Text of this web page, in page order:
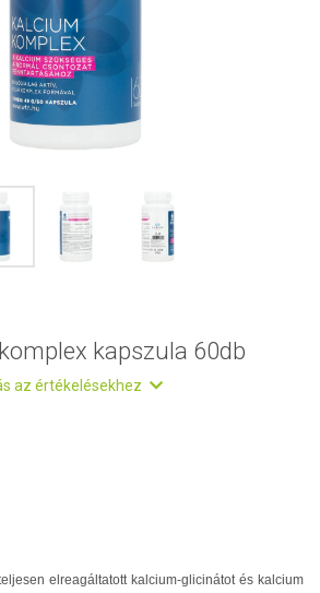
kapszula 60db
az értékelésekhez
elreagáltatott kalcium-glicinátot és kalcium